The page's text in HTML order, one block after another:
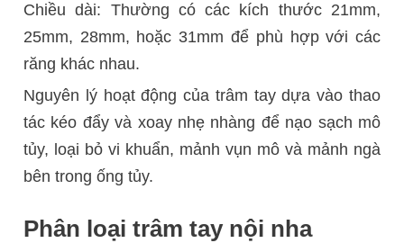
Chiều dài: Thường có các kích thước 21mm,
25mm, 28mm, hoặc 31mm để phù hợp với các
răng khác nhau.
Nguyên lý hoạt động của trâm tay dựa vào thao
tác kéo đẩy và xoay nhẹ nhàng để nạo sạch mô
tủy, loại bỏ vi khuẩn, mảnh vụn mô và mảnh ngà
bên trong ống tủy.
Phân loại trâm tay nội nha